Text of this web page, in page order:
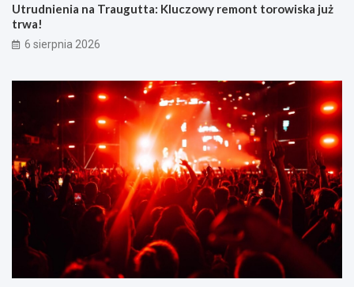
Utrudnienia na Traugutta: Kluczowy remont torowiska już
trwa!
6 sierpnia 2026